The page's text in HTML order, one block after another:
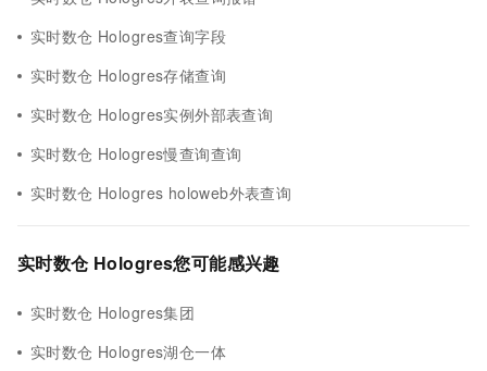
实时数仓 Hologres查询字段
实时数仓 Hologres存储查询
实时数仓 Hologres实例外部表查询
实时数仓 Hologres慢查询查询
实时数仓 Hologres holoweb外表查询
实时数仓 Hologres您可能感兴趣
实时数仓 Hologres集团
实时数仓 Hologres湖仓一体